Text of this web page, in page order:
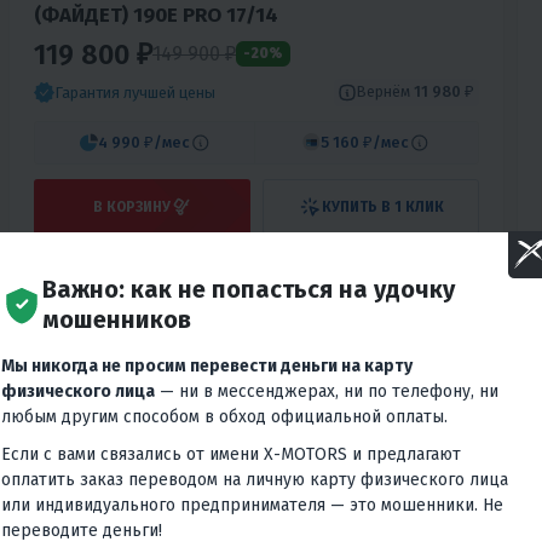
(ФАЙДЕТ) 190E PRO 17/14
119 800 ₽149 900₽ -20%
Гарантия лучшей цены Вернём 11 980 ₽
4 990 ₽ /мес 5 160 ₽ /мес
В КОРЗИНУ КУПИТЬ В 1 КЛИК
Тайвань
РАСПРОДАЖА
Важно: как не попасться на удочку
мошенников
Мы никогда не просим перевести деньги на карту
физического лица — ни в мессенджерах, ни по телефону, ни
любым другим способом в обход официальной оплаты.
Если с вами связались от имени X-MOTORS и предлагают
оплатить заказ переводом на личную карту физического лица
или индивидуального предпринимателя — это мошенники. Не
переводите деньги!